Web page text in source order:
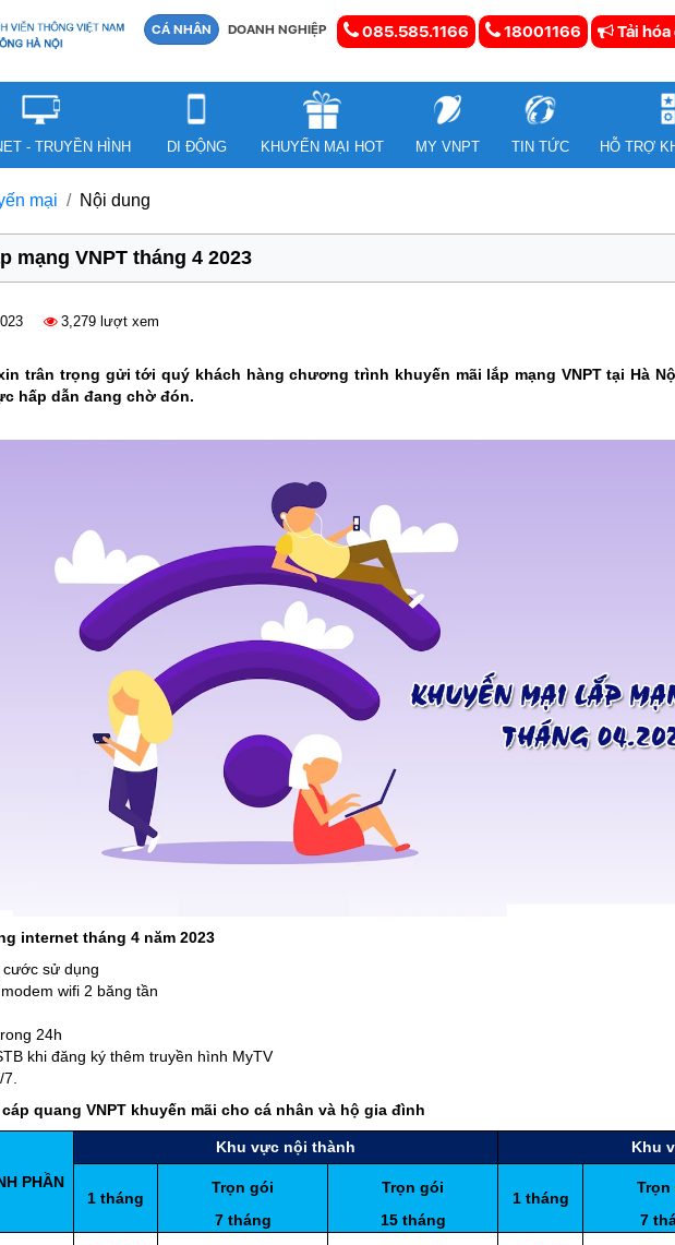
CÁ NHÂN DOANH NGHIỆP 085.585.1166 18001166 Tải
- TRUYỀN HÌNH DI ĐỘNG KHUYẾN MẠI HOT MY VNPT TIN TỨC HỖ TRỢ
mại Nội dung
mạng VNPT tháng 4 2023
3,279 lượt xem
xin trân trọng gửi tới quý khách hàng chương trình khuyến mãi lắp mạng VNPT tại Hà
hấp dẫn đang chờ đón.
internet tháng 4 năm 2023
sử dụng
wifi 2 băng tần
24h
khi đăng ký thêm truyền hình MyTV
quang VNPT khuyến mãi cho cá nhân và hộ gia đình
PHẦN
Khu vực nội thành Khu
1 tháng
Trọn gói
7 tháng
Trọn gói
15 tháng
1 tháng
Trọn
7